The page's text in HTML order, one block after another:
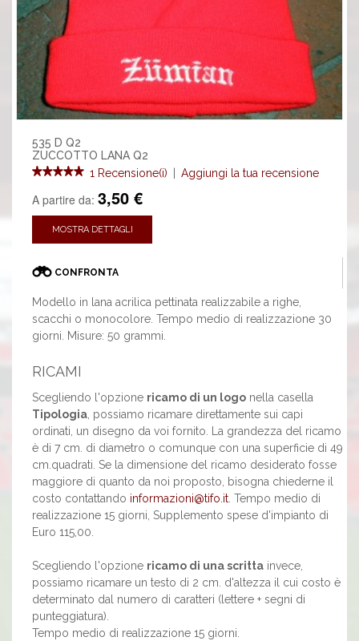
535 D Q2
ZUCCOTTO LANA Q2
1 Recensione(i)
Aggiungi la tua recensione
A partire da: 3,50 €
MOSTRA DETTAGLI
CONFRONTA
Modello in lana acrilica pettinata realizzabile a righe,
scacchi o monocolore. Tempo medio di realizzazione 30
giorni. Misure: 50 grammi.
RICAMI
Scegliendo l'opzione ricamo di un logo nella casella
Tipologia , possiamo ricamare direttamente sui capi
ordinati, un disegno da voi fornito. La grandezza del ricamo
è di 7 cm. di diametro o comunque con una superficie di 49
cm.quadrati. Se la dimensione del ricamo desiderato fosse
maggiore di quanto da noi proposto, bisogna chiederne il
costo contattando informazioni@tifo.it . Tempo medio di
realizzazione 15 giorni, Supplemento spese d'impianto di
Euro 115,00.
Scegliendo l'opzione ricamo di una scritta invece,
possiamo ricamare un testo di 2 cm. d'altezza il cui costo è
determinato dal numero di caratteri (lettere + segni di
punteggiatura).
Tempo medio di realizzazione 15 giorni.